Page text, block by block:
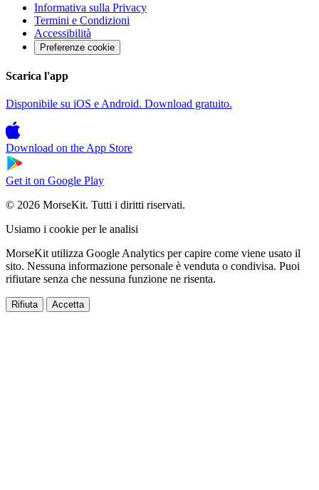
Informativa sulla Privacy
Termini e Condizioni
Accessibilità
Preferenze cookie
Scarica l'app
Disponibile su iOS e Android. Download gratuito.
Download on the App Store
Get it on Google Play
© 2026 MorseKit. Tutti i diritti riservati.
Usiamo i cookie per le analisi
MorseKit utilizza Google Analytics per capire come viene usato il
sito. Nessuna informazione personale è venduta o condivisa. Puoi
rifiutare senza che nessuna funzione ne risenta.
Rifiuta Accetta